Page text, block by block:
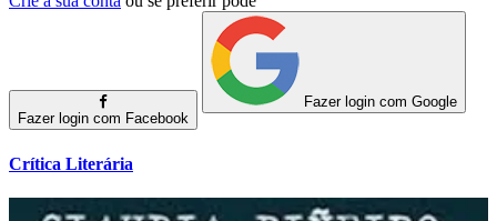
Fazer login com Facebook
Fazer login com Google
Crítica Literária